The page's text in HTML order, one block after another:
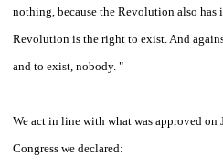
nothing, because the Revolution also
Revolution is the right to exist. And
and to exist, nobody. "
We act in line with what was approved on
Congress we declared: